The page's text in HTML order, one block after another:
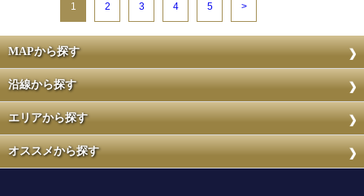
1 2 3 4 5 >
MAPから探す
沿線から探す
エリアから探す
オススメから探す